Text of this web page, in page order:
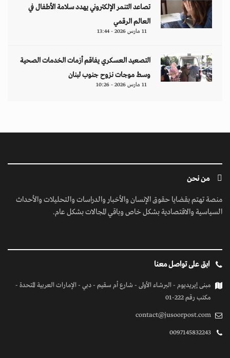
تصاعد التنمر الإلكتروني يهدد سلامة الأطفال في
العالم الرقمي
11 مارس 2026 - 13:44
التصعيد العسكري يفاقم أزمات الخدمات الصحية
وسط موجات نزوح جنوب لبنان
11 مارس 2026 - 10:26
من نحن
منصة تهتم بقضايا حقوق الإنسان والأخبار والدراسات والتحليلات والأحداث
السياسية والاقتصادية بشكل خاص وباقي المجالات بشكل عام.
ابق على تواصل معنا
مبنى إيريديوم - البرشاء الأولى - شارع أم سقيم - دبي - الإمارات العربية المتحدة -
مكتب رقم 222-01
contact@jusoorpost.com
0097145832243